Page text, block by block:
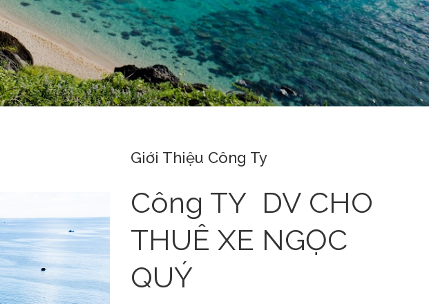
Giới Thiệu Công Ty
Công TY DV CHO
THUÊ XE NGỌC
QUÝ